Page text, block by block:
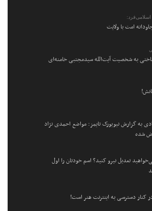
امت با ولایت
به شخصیت آیت‌الله سیدمجتبی خامنه‌ای
به گزارش نیویورک تایمز: مواضع احمدی نژاد
تعدیل نیرو کنید؟ اسم خودتان را اول
کنار دسترسی به اینترنت هنر است!